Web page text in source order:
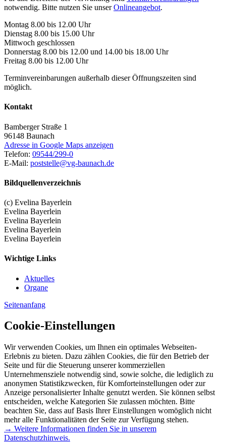
notwendig. Bitte nutzen Sie unserOnlineangebot.
Montag 8.00 bis 12.00 Uhr
Dienstag 8.00 bis 15.00 Uhr
Mittwoch geschlossen
Donnerstag 8.00 bis 12.00 und 14.00 bis 18.00 Uhr
Freitag 8.00 bis 12.00 Uhr
Terminvereinbarungen außerhalb dieser Öffnungszeiten sind
möglich.
Kontakt
Bamberger Straße 1
96148 Baunach
Adresse in Google Maps anzeigen
Telefon: 09544/299-0
E-Mail: poststelle@vg-baunach.de
Bildquellenverzeichnis
(c) Evelina Bayerlein
Evelina Bayerlein
Evelina Bayerlein
Evelina Bayerlein
Evelina Bayerlein
Wichtige Links
Aktuelles
Organe
Seitenanfang
Cookie-Einstellungen
Wir verwenden Cookies, um Ihnen ein optimales Webseiten-
Erlebnis zu bieten. Dazu zählen Cookies, die für den Betrieb der
Seite und für die Steuerung unserer kommerziellen
Unternehmensziele notwendig sind, sowie solche, die lediglich zu
anonymen Statistikzwecken, für Komforteinstellungen oder zur
Anzeige personalisierter Inhalte genutzt werden. Sie können selbst
entscheiden, welche Kategorien Sie zulassen möchten. Bitte
beachten Sie, dass auf Basis Ihrer Einstellungen womöglich nicht
mehr alle Funktionalitäten der Seite zur Verfügung stehen.
→ Weitere Informationen finden Sie in unserem
Datenschutzhinweis.